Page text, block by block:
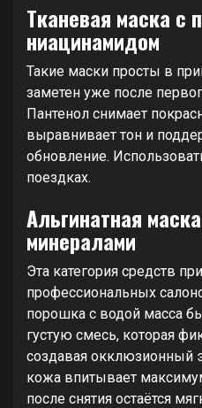
Тканевая маска с
ниацинамидом
Такие маски просты в
заметен уже после
Пантенол снимает
выравнивает тон и
обновление.
поездках.
Альгинатная
минералами
Эта категория средств
профессиональных
порошка с водой масса
густую смесь, которая
создавая окклюзионный
кожа впитывает
после снятия остаётся